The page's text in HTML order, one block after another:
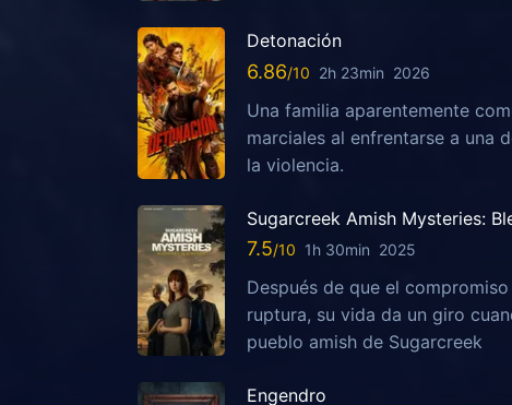
Detonación
6.86 2h 23min 2026
Una familia aparentemente
marciales al enfrentarse a una
la violencia.
Sugarcreek Amish Mysteries:
7.5 1h 30min 2025
Después de que el
ruptura, su vida da un giro
pueblo amish de Sugarcreek
Engendro